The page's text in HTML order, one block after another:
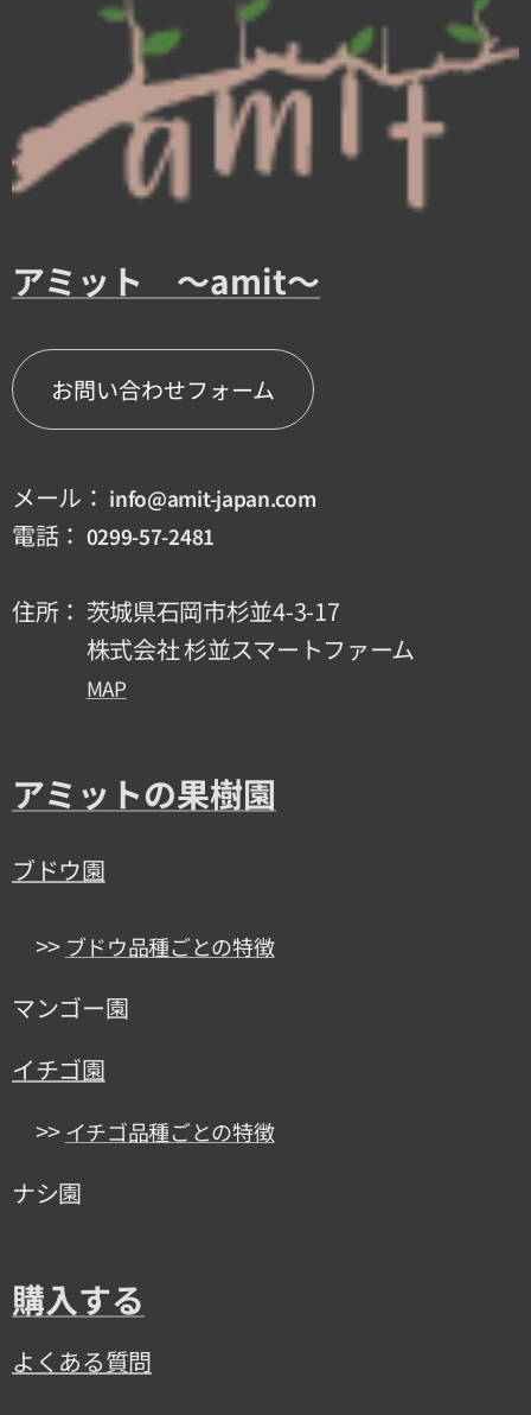
アミット ～amit～
お問い合わせフォーム
メール： info@amit-japan.com
電話： 0299-57-2481
住所： 茨城県石岡市杉並4-3-17
株式会社 杉並スマートファーム
MAP
アミットの果樹園
ブドウ園
>> ブドウ品種ごとの特徴
マンゴー園
イチゴ園
>>イチゴ品種ごとの特徴
ナシ園
購入する
よくある質問